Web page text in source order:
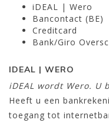
iDEAL | Wero
Bancontact (BE)
Creditcard
Bank/Giro
IDEAL | WERO
iDEAL wordt Wero. U
Heeft u een
toegang tot